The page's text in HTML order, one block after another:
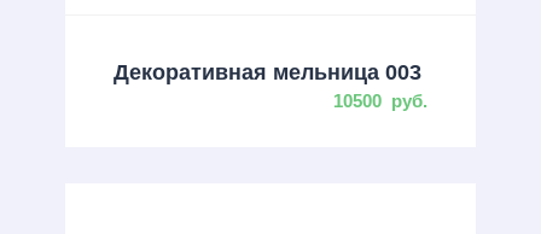
Декоративная мельница 003
10500 руб.